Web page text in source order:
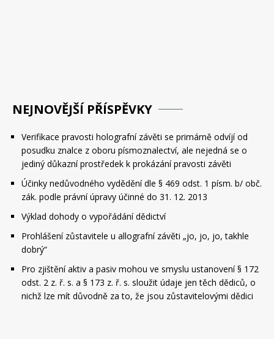
NEJNOVĚJŠÍ PŘÍSPĚVKY
Verifikace pravosti holografní závěti se primárně odvíjí od
posudku znalce z oboru písmoznalectví, ale nejedná se o
jediný důkazní prostředek k prokázání pravosti závěti
Účinky nedůvodného vydědění dle § 469 odst. 1 písm. b/ obč.
zák. podle právní úpravy účinné do 31. 12. 2013
Výklad dohody o vypořádání dědictví
Prohlášení zůstavitele u allografní závěti „jo, jo, jo, takhle
dobrý“
Pro zjištění aktiv a pasiv mohou ve smyslu ustanovení § 172
odst. 2 z. ř. s. a § 173 z. ř. s. sloužit údaje jen těch dědiců, o
nichž lze mít důvodně za to, že jsou zůstavitelovými dědici